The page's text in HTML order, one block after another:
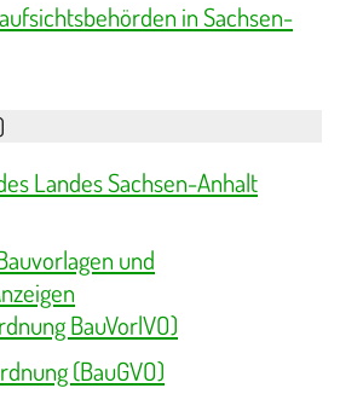
in Sachsen-
Landes Sachsen-Anhalt
und
BauVorlVO)
(BauGVO)